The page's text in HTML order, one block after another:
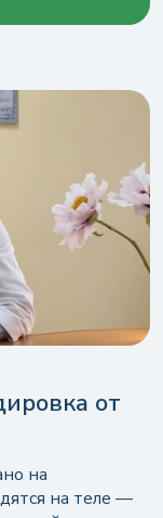
от
на
на теле —